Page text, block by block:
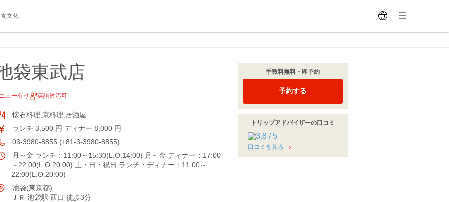
食文化
袋東武店
ュー有り 英語対応可
懐石料理,京料理,居酒屋
ランチ 3,500 円 ディナー 8,000 円
03-3980-8855 (+81-3-3980-8855)
月～金 ランチ：11:00～15:30(L.O.14:00) 月～金 ディナー：17:00
～22:00(L.O.20:00) 土・日・祝日 ランチ・ディナー：11:00～
22:00(L.O.20:00)
池袋(東京都)
ＪＲ 池袋駅 西口 徒歩3分
手数料無料・即予約
予約する
トリップアドバイザーの口コミ
口コミを見る